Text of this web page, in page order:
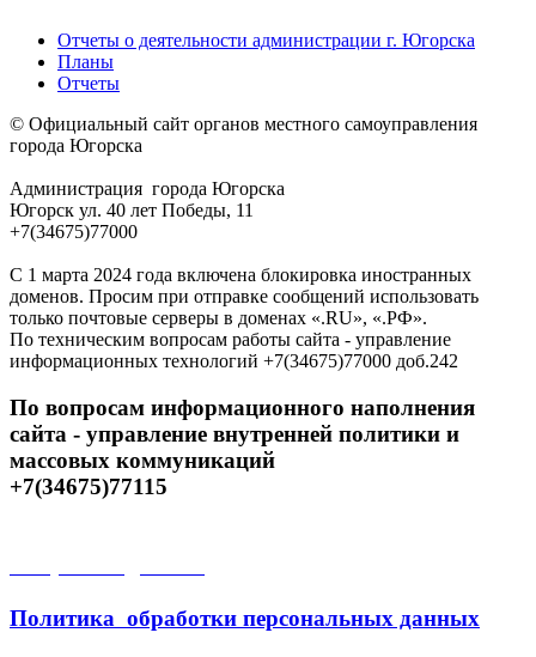
Отчеты о деятельности администрации г. Югорска
Планы
Отчеты
© Официальный сайт органов местного самоуправления
города Югорска
Администрация города Югорска
Югорск ул. 40 лет Победы, 11
+7(34675)77000
С 1 марта 2024 года включена блокировка иностранных
доменов. Просим при отправке сообщений использовать
только почтовые серверы в доменах «.RU», «.РФ».
По техническим вопросам работы сайта - управление
информационных технологий +7(34675)77000 доб.242
По вопросам информационного наполнения
сайта - управление внутренней политики и
массовых коммуникаций
+7(34675)77115
Политика обработки персональных данных